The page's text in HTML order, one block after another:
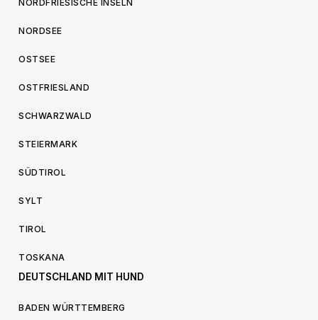
NORDFRIESISCHE INSELN
NORDSEE
OSTSEE
OSTFRIESLAND
SCHWARZWALD
STEIERMARK
SÜDTIROL
SYLT
TIROL
TOSKANA
DEUTSCHLAND MIT HUND
BADEN WÜRTTEMBERG